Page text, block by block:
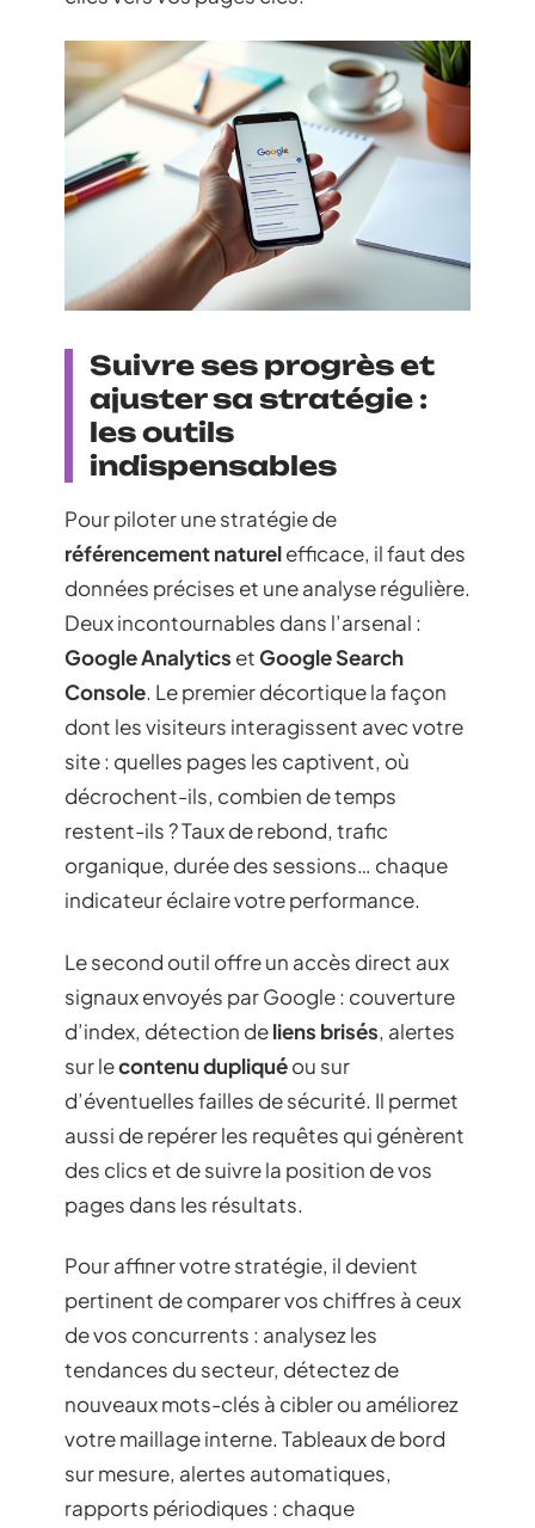
Suivre ses progrès et
ajuster sa stratégie :
les outils
indispensables
Pour piloter une stratégie de
référencement naturelefficace, il faut des
données précises et une analyse régulière.
Deux incontournables dans l’arsenal :
Google Analytics etGoogle Search
Console. Le premier décortique la façon
dont les visiteurs interagissent avec votre
site : quelles pages les captivent, où
décrochent-ils, combien de temps
restent-ils ? Taux de rebond, trafic
organique, durée des sessions… chaque
indicateur éclaire votre performance.
Le second outil offre un accès direct aux
signaux envoyés par Google : couverture
d’index, détection deliens brisés, alertes
sur lecontenu dupliquéou sur
d’éventuelles failles de sécurité. Il permet
aussi de repérer les requêtes qui génèrent
des clics et de suivre la position de vos
pages dans les résultats.
Pour affiner votre stratégie, il devient
pertinent de comparer vos chiffres à ceux
de vos concurrents : analysez les
tendances du secteur, détectez de
nouveaux mots-clés à cibler ou améliorez
votre maillage interne. Tableaux de bord
sur mesure, alertes automatiques,
rapports périodiques : chaque